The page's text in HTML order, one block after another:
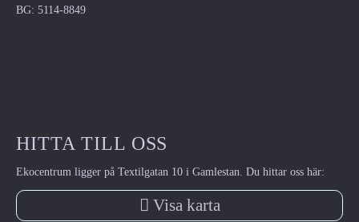
BG: 5114-8849
HITTA TILL OSS
Ekocentrum ligger på Textilgatan 10 i Gamlestan. Du hittar oss här:
Visa karta